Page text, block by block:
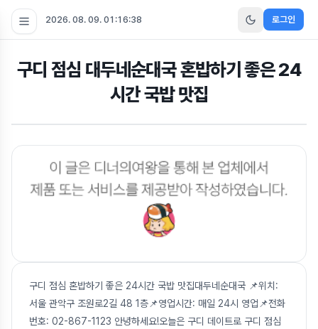
2026. 08. 09. 01:16:38 로그인
구디 점심 대두네순대국 혼밥하기 좋은 24
시간 국밥 맛집
구디 점심 혼밥하기 좋은 24시간 국밥 맛집대두네순대국 📌위치:
서울 관악구 조원로2길 48 1층📌영업시간: 매일 24시 영업📌전화
번호: 02-867-1123 안녕하세요!오늘은 구디 데이트로 구디 점심